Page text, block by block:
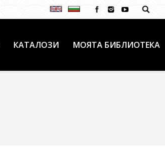
КАТАЛОЗИ МОЯТА БИБЛИОТЕКА